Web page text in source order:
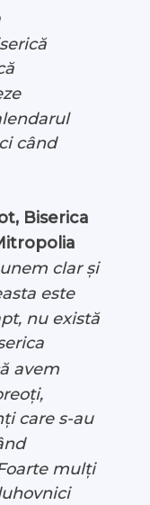
când
Biserica
clar și
este
nu există
avem
care s-au
mulți